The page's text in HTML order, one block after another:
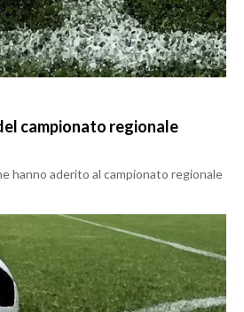
campionato regionale
hanno aderito al campionato regionale